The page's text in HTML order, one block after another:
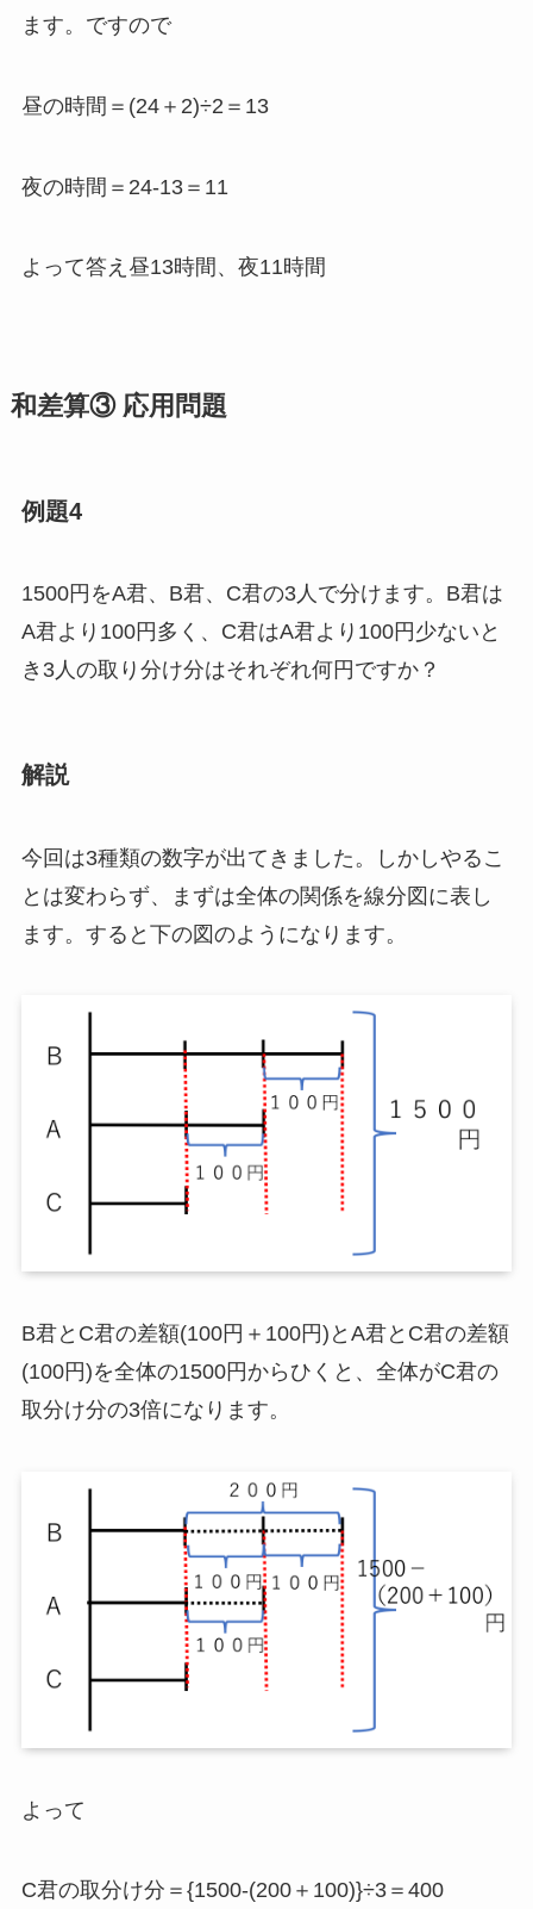
ます。ですので
昼の時間＝(24＋2)÷2＝13
夜の時間＝24-13＝11
よって答え昼13時間、夜11時間
和差算③ 応用問題
例題4
1500円をA君、B君、C君の3人で分けます。B君は
A君より100円多く、C君はA君より100円少ないと
き3人の取り分け分はそれぞれ何円ですか？
解説
今回は3種類の数字が出てきました。しかしやるこ
とは変わらず、まずは全体の関係を線分図に表し
ます。すると下の図のようになります。
B君とC君の差額(100円＋100円)とA君とC君の差額
(100円)を全体の1500円からひくと、全体がC君の
取分け分の3倍になります。
よって
C君の取分け分＝{1500-(200＋100)}÷3＝400